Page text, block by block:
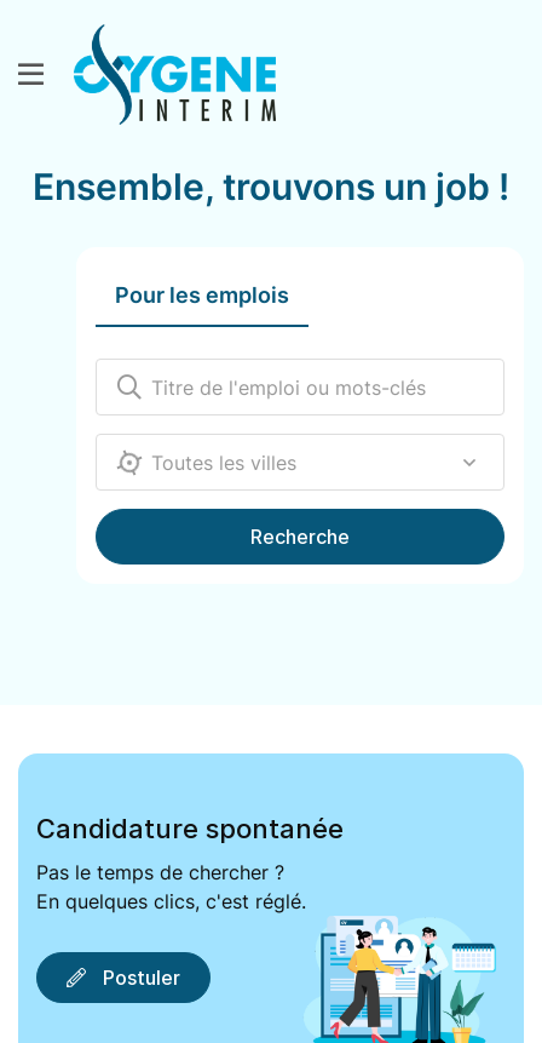
Ensemble, trouvons un job !
Pour les emplois
12000
Recherche
Candidature spontanée
Pas le temps de chercher ?
En quelques clics, c'est réglé.
Postuler